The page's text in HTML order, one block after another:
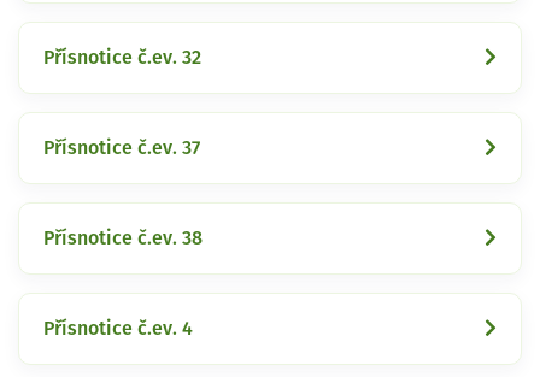
Přísnotice č.ev. 32
Přísnotice č.ev. 37
Přísnotice č.ev. 38
Přísnotice č.ev. 4